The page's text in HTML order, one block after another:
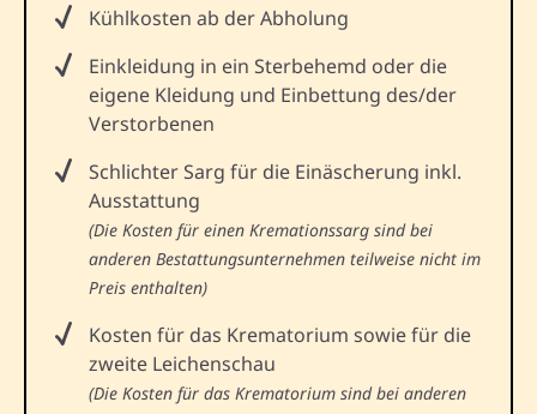
Kühlkosten ab der Abholung
Einkleidung in ein Sterbehemd oder die
eigene Kleidung und Einbettung des/der
Verstorbenen
Schlichter Sarg für die Einäscherung inkl.
Ausstattung
(Die Kosten für einen Kremationssarg sind bei
anderen Bestattungsunternehmen teilweise nicht im
Preis enthalten)
Kosten für das Krematorium sowie für die
zweite Leichenschau
(Die Kosten für das Krematorium sind bei anderen